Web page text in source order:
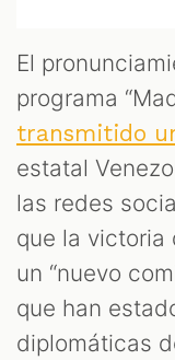
El
programa
transmitido
estatal
las redes
que la victoria
un “nuevo
que han
diplomáticas